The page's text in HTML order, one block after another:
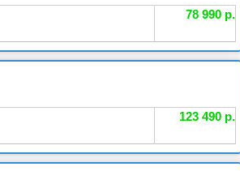
78 990 р.
123 490 р.